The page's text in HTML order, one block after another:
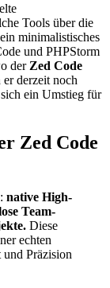
Tools über die
minimalistisches
und PHPStorm
der Zed Code
er derzeit noch
ein Umstieg für
Zed Code
native High-
Team-
Diese
echten
Präzision